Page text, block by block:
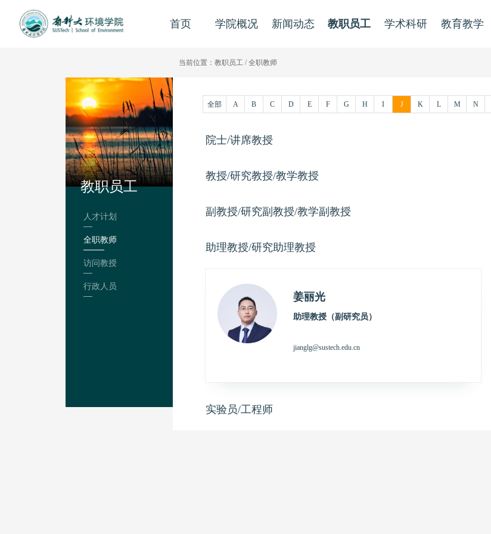
首页 学院概况 新闻动态 教职员工 学术科研 教育教学
当前位置： 教职员工 /全职教师
教职员工
人才计划
全职教师
访问教授
行政人员
全部 A B C D E F G H I J K L M N
院士/讲席教授
教授/研究教授/教学教授
副教授/研究副教授/教学副教授
助理教授/研究助理教授
姜丽光
助理教授（副研究员）
jianglg@sustech.edu.cn
实验员/工程师